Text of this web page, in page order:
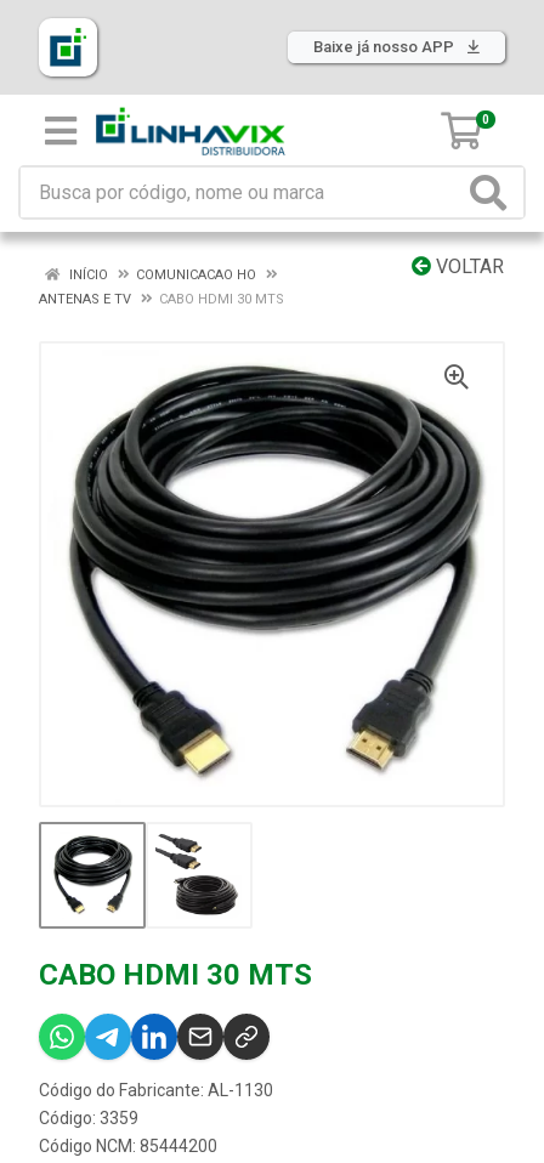
Baixe já nosso APP
0
VOLTAR
INÍCIO
COMUNICACAO HO
ANTENAS E TV
CABO HDMI 30 MTS
CABO HDMI 30 MTS
Código do Fabricante: AL-1130
Código: 3359
Código NCM: 85444200